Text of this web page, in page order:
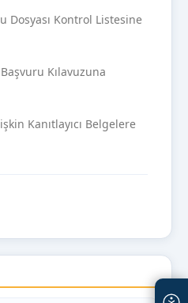
Dosyası Kontrol Listesine
Kılavuzuna
Kanıtlayıcı Belgelere